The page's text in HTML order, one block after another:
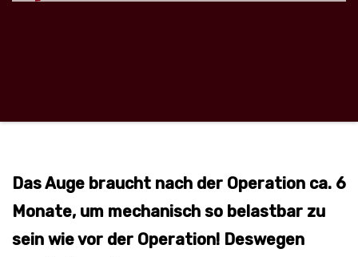
Das Auge braucht nach der Operation ca. 6
Monate, um mechanisch so belastbar zu
sein wie vor der Operation! Deswegen